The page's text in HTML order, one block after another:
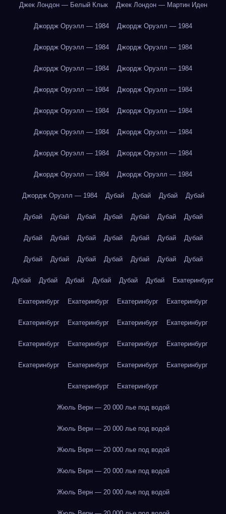
Джек Лондон — Белый Клык Джек Лондон — Мартин Иден
Джордж Оруэлл — 1984 Джордж Оруэлл — 1984
Джордж Оруэлл — 1984 Джордж Оруэлл — 1984
Джордж Оруэлл — 1984 Джордж Оруэлл — 1984
Джордж Оруэлл — 1984 Джордж Оруэлл — 1984
Джордж Оруэлл — 1984 Джордж Оруэлл — 1984
Джордж Оруэлл — 1984 Джордж Оруэлл — 1984
Джордж Оруэлл — 1984 Джордж Оруэлл — 1984
Джордж Оруэлл — 1984 Джордж Оруэлл — 1984
Джордж Оруэлл — 1984 Дубай Дубай Дубай Дубай
Дубай Дубай Дубай Дубай Дубай Дубай Дубай
Дубай Дубай Дубай Дубай Дубай Дубай Дубай
Дубай Дубай Дубай Дубай Дубай Дубай Дубай
Дубай Дубай Дубай Дубай Дубай Дубай Екатеринбург
Екатеринбург Екатеринбург Екатеринбург Екатеринбург
Екатеринбург Екатеринбург Екатеринбург Екатеринбург
Екатеринбург Екатеринбург Екатеринбург Екатеринбург
Екатеринбург Екатеринбург Екатеринбург Екатеринбург
Екатеринбург Екатеринбург
Жюль Верн — 20 000 лье под водой
Жюль Верн — 20 000 лье под водой
Жюль Верн — 20 000 лье под водой
Жюль Верн — 20 000 лье под водой
Жюль Верн — 20 000 лье под водой